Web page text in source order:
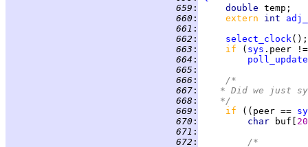
659 : double
660 : extern int
661 :
662 :
select_clock
663 : if ( sys .peer
664 :
poll_update
665 :
666 :
/*
667 :
* Did we just
668 :
	 */
669 : if ((peer ==
670 : char buf[
671 :
672 :
/*